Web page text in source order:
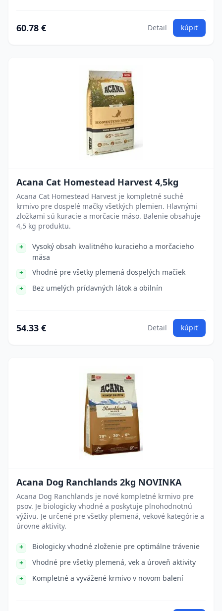
60.78 € Detail kúpiť
Acana Cat Homestead Harvest 4,5kg
Acana Cat Homestead Harvest je kompletné suché
krmivo pre dospelé mačky všetkých plemien. Hlavnými
zložkami sú kuracie a morčacie mäso. Balenie obsahuje
4,5 kg produktu.
Vysoký obsah kvalitného kuracieho a morčacieho
mäsa
Vhodné pre všetky plemená dospelých mačiek
Bez umelých prídavných látok a obilnín
54.33 € Detail kúpiť
Acana Dog Ranchlands 2kg NOVINKA
Acana Dog Ranchlands je nové kompletné krmivo pre
psov. Je biologicky vhodné a poskytuje plnohodnotnú
výživu. Je určené pre všetky plemená, vekové kategórie a
úrovne aktivity.
Biologicky vhodné zloženie pre optimálne trávenie
Vhodné pre všetky plemená, vek a úroveň aktivity
Kompletné a vyvážené krmivo v novom balení